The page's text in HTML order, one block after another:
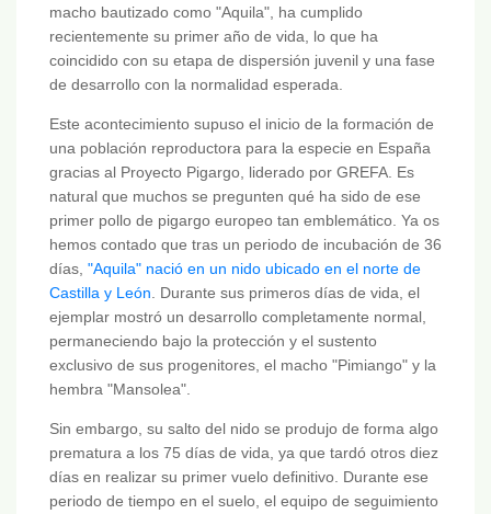
macho bautizado como "Aquila", ha cumplido
recientemente su primer año de vida, lo que ha
coincidido con su etapa de dispersión juvenil y una fase
de desarrollo con la normalidad esperada.
Este acontecimiento supuso el inicio de la formación de
una población reproductora para la especie en España
gracias al Proyecto Pigargo, liderado por GREFA. Es
natural que muchos se pregunten qué ha sido de ese
primer pollo de pigargo europeo tan emblemático. Ya os
hemos contado que tras un periodo de incubación de 36
días, "Aquila" nació en un nido ubicado en el norte de
Castilla y León . Durante sus primeros días de vida, el
ejemplar mostró un desarrollo completamente normal,
permaneciendo bajo la protección y el sustento
exclusivo de sus progenitores, el macho "Pimiango" y la
hembra "Mansolea".
Sin embargo, su salto del nido se produjo de forma algo
prematura a los 75 días de vida, ya que tardó otros diez
días en realizar su primer vuelo definitivo. Durante ese
periodo de tiempo en el suelo, el equipo de seguimiento